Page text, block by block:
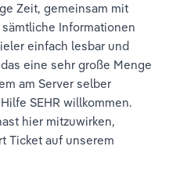
Zeit, gemeinsam mit
Informationen
einfach lesbar und
eine sehr große Menge
am Server selber
SEHR willkommen.
hier mitzuwirken,
Ticket auf unserem